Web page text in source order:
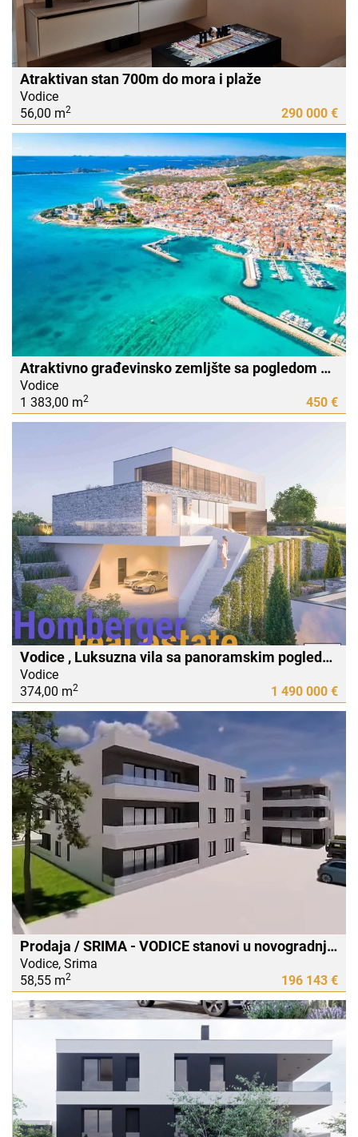
Atraktivan stan 700m do mora i plaže
Vodice
56,00 m2 290 000 €
Atraktivno građevinsko zemljšte sa pogledom na more
Vodice
1 383,00 m2 450 €
Vodice , Luksuzna vila sa panoramskim pogledom - 800m do mora - plaže
Vodice
374,00 m2 1 490 000 €
Prodaja / SRIMA - VODICE stanovi u novogradnji,400m do plaže i centra Srime
Vodice, Srima
58,55 m2 196 143 €